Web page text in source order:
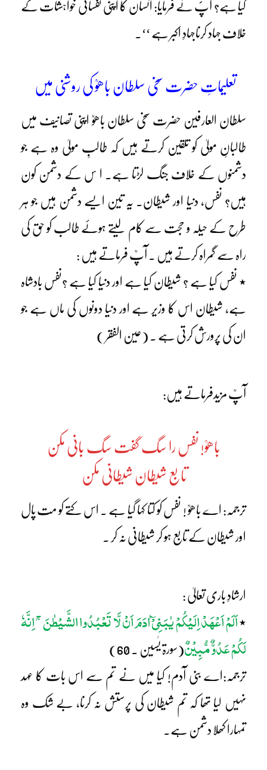
کیا ہے؟ آپؐ نے فرمایا: انسان کا اپنی نفسانی خواہشات کے
خلاف جہاد کرناجہادِ اکبر ہے ‘‘۔
تعلیماتِ حضرت سخی سلطان باھوؒ کی روشنی میں
سلطان العارفین حضرت سخی سلطان باھوؒ اپنی تصانیف میں
طالبانِ مولیٰ کو تلقین کرتے ہیں کہ طالبِ مولیٰ وہ ہے جو
دشمنوں کے خلاف جنگ لڑتا ہے۔ ا س کے دشمن کون
ہیں؟ نفس، دنیا اور شیطان۔ یہ تین ایسے دشمن ہیں جو ہر
طرح کے حیلہ و حجت سے کام لیتے ہوئے طالب کو حق کی
راہ سے گمراہ کرتے ہیں ۔ آپؒ فرماتے ہیں :
٭ نفس کیا ہے ؟ شیطان کیا ہے اور دنیا کیا ہے ؟نفس بادشاہ
ہے، شیطان اس کا وزیر ہے اور دنیا دونوں کی ماں ہے جو
ان کی پرورش کرتی ہے ۔ (عین الفقر )
آپؒ مزیدفرماتے ہیں:
باھوؒ! نفس را سگ گفت سگ بانی مکن
تابع شیطان شیطانی مکن
ترجمہ: اے باھوؒ ! نفس کو کتا کہا گیا ہے ۔ اس کتے کو مت پال
اور شیطان کے تابع ہو کر شیطانی نہ کر ۔
ارشادِ باری تعالیٰ :
٭اَلَمْ اَعْہَدْ اِلَیْکُمْ یٰبَنِیْٓ اٰدَمَ اَنْ لَّا تَعْبُدُوا الشَّیْطٰنَجاِنَّہٗ
لَکُمْ عَدُوٌّ مُّبِیْنٌ(سورۃ یٰسین ۔ 60)
ترجمہ:اے بنی آدم! کیا میں نے تم سے اس بات کا عہد
نہیں لیا تھا کہ تم شیطان کی پرستش نہ کرنا، بے شک وہ
تمہارا کھلا دشمن ہے۔